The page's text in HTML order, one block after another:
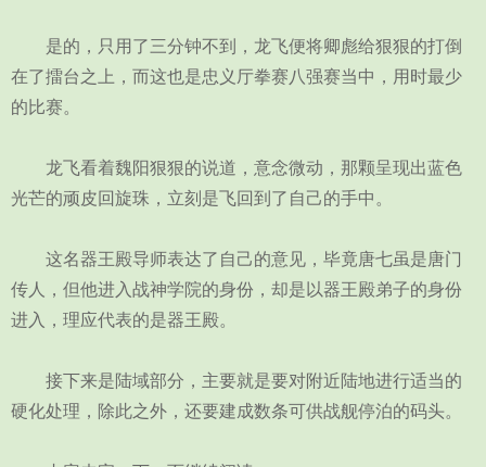
是的，只用了三分钟不到，龙飞便将卿彪给狠狠的打倒
在了擂台之上，而这也是忠义厅拳赛八强赛当中，用时最少
的比赛。
龙飞看着魏阳狠狠的说道，意念微动，那颗呈现出蓝色
光芒的顽皮回旋珠，立刻是飞回到了自己的手中。
这名器王殿导师表达了自己的意见，毕竟唐七虽是唐门
传人，但他进入战神学院的身份，却是以器王殿弟子的身份
进入，理应代表的是器王殿。
接下来是陆域部分，主要就是要对附近陆地进行适当的
硬化处理，除此之外，还要建成数条可供战舰停泊的码头。